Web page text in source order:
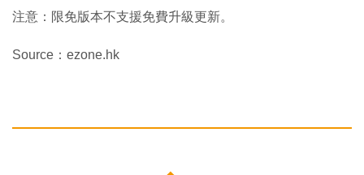
注意：限免版本不支援免費升級更新。
Source：ezone.hk